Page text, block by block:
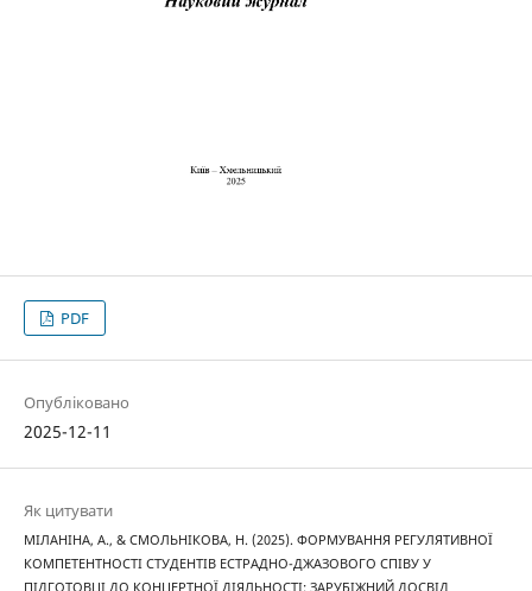
PDF
Опубліковано
2025-12-11
Як цитувати
МІЛАНІНА, А., & СМОЛЬНІКОВА, Н. (2025). ФОРМУВАННЯ РЕГУЛЯТИВНОЇ
КОМПЕТЕНТНОСТІ СТУДЕНТІВ ЕСТРАДНО-ДЖАЗОВОГО СПІВУ У
ПІДГОТОВЦІ ДО КОНЦЕРТНОЇ ДІЯЛЬНОСТІ: ЗАРУБІЖНИЙ ДОСВІД